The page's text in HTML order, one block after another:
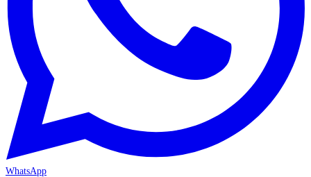
WhatsApp